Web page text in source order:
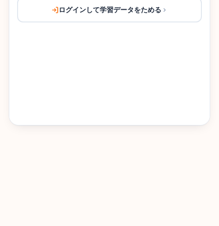
ログインして学習データをためる